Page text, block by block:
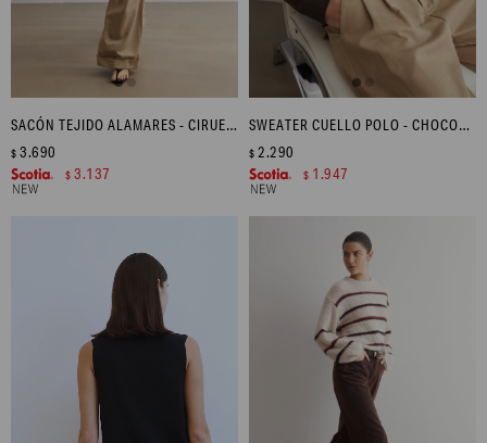
SACÓN TEJIDO ALAMARES - CIRUELA
$ 3.690
$ 3.137
SWEATER CUELLO POLO - CHOCOLATE MELANGE
$ 2.290
$ 1.947